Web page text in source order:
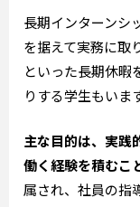
長期インターンシ
を据えて実務に取
といった長期休暇
りする学生もいま
主な目的は、実践
働く経験を積むこ
属され、社員の指